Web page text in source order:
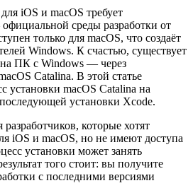
iOS и macOS требует
среды разработки от
только для macOS, что создаёт
Windows. К счастью, существует
на ПК с Windows — через
Catalina. В этой статье
установки macOS Catalina на
установки Xcode.
которые хотят
iOS и macOS, но не имеют доступа
установки может занять
того стоит: вы получите
с последними версиями